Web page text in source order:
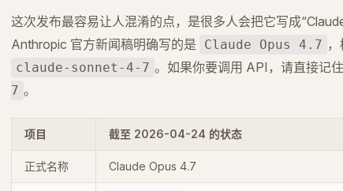
这次发布最容易让人混淆的点，是很多人会把它写成
Anthropic 官方新闻稿明确写的是
Claude Opus 4.7
claude-sonnet-4-7 。如果你要调用 API，请直接记住
7 。
项目 截至 2026-04-24 的状态
正式名称 Claude Opus 4.7